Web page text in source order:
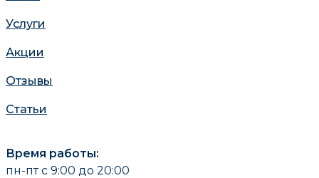
Услуги
Акции
Отзывы
Статьи
Время работы:
пн-пт с 9:00 до 20:00